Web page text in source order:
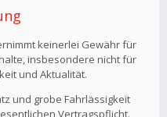
keinerlei Gewähr für
insbesondere nicht für
und Aktualität.
und grobe Fahrlässigkeit
Vertragspflicht.